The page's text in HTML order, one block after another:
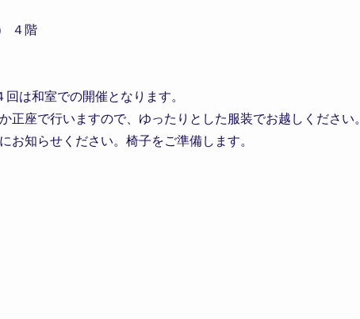
４階
は和室での開催となります。
で行いますので、ゆったりとした服装でお越しください。
らせください。椅子をご準備します。